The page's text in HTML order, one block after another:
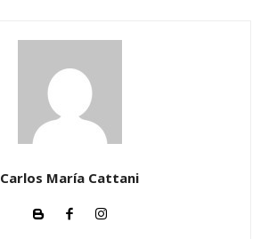
Carlos María Cattani